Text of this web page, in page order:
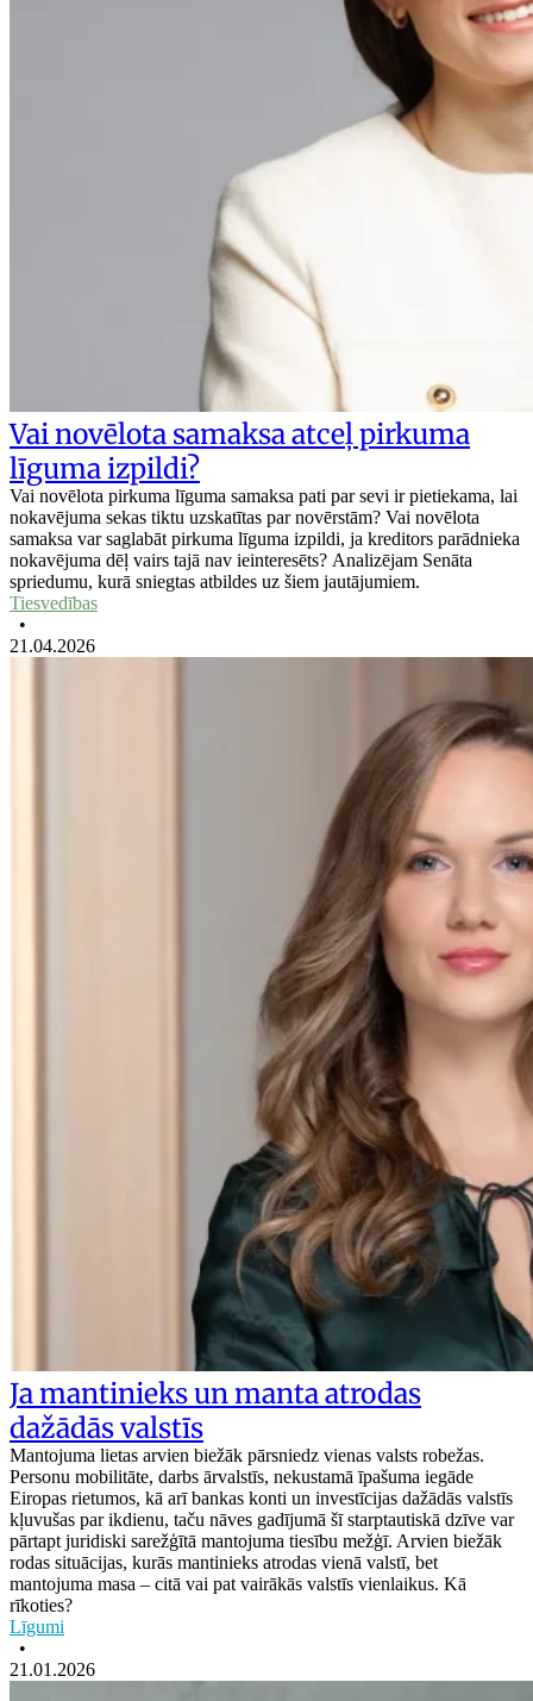
Vai novēlota samaksa atceļ pirkuma
līguma izpildi?
Vai novēlota pirkuma līguma samaksa pati par sevi ir pietiekama, lai
nokavējuma sekas tiktu uzskatītas par novērstām? Vai novēlota
samaksa var saglabāt pirkuma līguma izpildi, ja kreditors parādnieka
nokavējuma dēļ vairs tajā nav ieinteresēts? Analizējam Senāta
spriedumu, kurā sniegtas atbildes uz šiem jautājumiem.
Tiesvedības
•
21.04.2026
Ja mantinieks un manta atrodas
dažādās valstīs
Mantojuma lietas arvien biežāk pārsniedz vienas valsts robežas.
Personu mobilitāte, darbs ārvalstīs, nekustamā īpašuma iegāde
Eiropas rietumos, kā arī bankas konti un investīcijas dažādās valstīs
kļuvušas par ikdienu, taču nāves gadījumā šī starptautiskā dzīve var
pārtapt juridiski sarežģītā mantojuma tiesību mežģī. Arvien biežāk
rodas situācijas, kurās mantinieks atrodas vienā valstī, bet
mantojuma masa – citā vai pat vairākās valstīs vienlaikus. Kā
rīkoties?
Līgumi
•
21.01.2026